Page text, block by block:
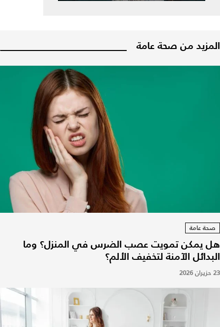
المزيد من صحة عامة
صحة عامة
هل يمكن تمويت عصب الضرس في المنزل؟ وما
البدائل الآمنة لتخفيف الألم؟
23 حزيران 2026